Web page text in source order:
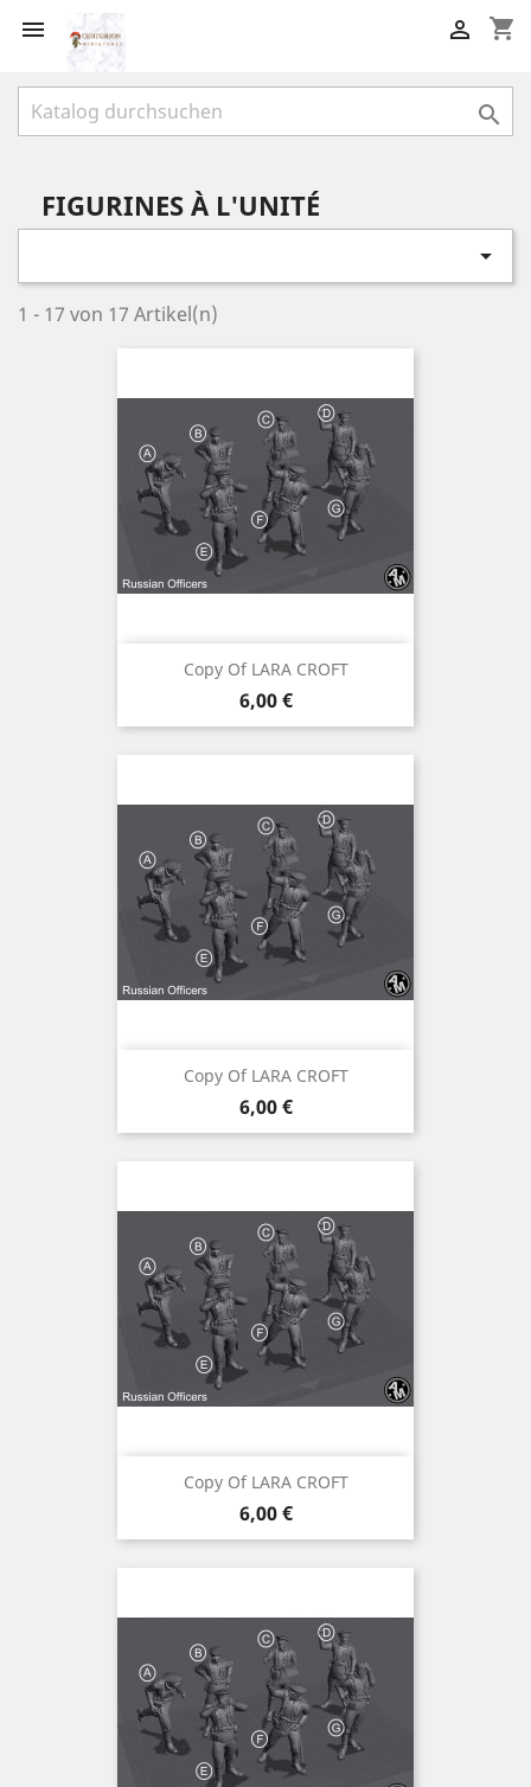
 shopping_cart


FIGURINES À L'UNITÉ

1 - 17 von 17 Artikel(n)
Copy Of LARA CROFT
Preis
6,00 €
Copy Of LARA CROFT
Preis
6,00 €
Copy Of LARA CROFT
Preis
6,00 €